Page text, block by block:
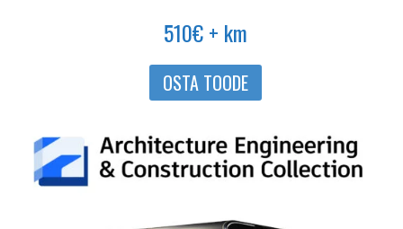
510€ + km
OSTA TOODE